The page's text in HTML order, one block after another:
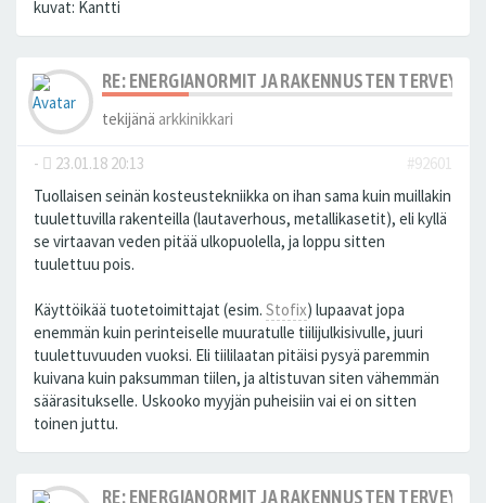
kuvat: Kantti
RE: ENERGIANORMIT JA RAKENNUSTEN TERVEYS
tekijänä arkkinikkari
- 23.01.18 20:13
#92601
Tuollaisen seinän kosteustekniikka on ihan sama kuin muillakin
tuulettuvilla rakenteilla (lautaverhous, metallikasetit), eli kyllä
se virtaavan veden pitää ulkopuolella, ja loppu sitten
tuulettuu pois.
Käyttöikää tuotetoimittajat (esim. Stofix) lupaavat jopa
enemmän kuin perinteiselle muuratulle tiilijulkisivulle, juuri
tuulettuvuuden vuoksi. Eli tiililaatan pitäisi pysyä paremmin
kuivana kuin paksumman tiilen, ja altistuvan siten vähemmän
säärasitukselle. Uskooko myyjän puheisiin vai ei on sitten
toinen juttu.
RE: ENERGIANORMIT JA RAKENNUSTEN TERVEYS